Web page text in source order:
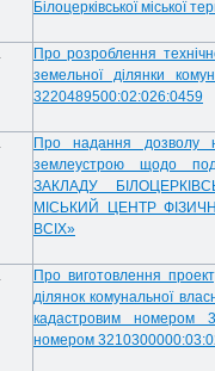
Білоцерківської міської
Про розроблення
земельної ділянки
3220489500:02:026:0459
Про надання дозволу
землеустрою щодо
ЗАКЛАДУ
МІСЬКИЙ ЦЕНТР
ВСІХ»
Про виготовлення
ділянок комунальної
кадастровим номером
номером